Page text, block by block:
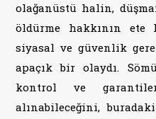
olağanüstü halin,
öldürme hakkının ete
siyasal ve güvenlik
apaçık bir olaydı.
kontrol ve
alınabileceğini,